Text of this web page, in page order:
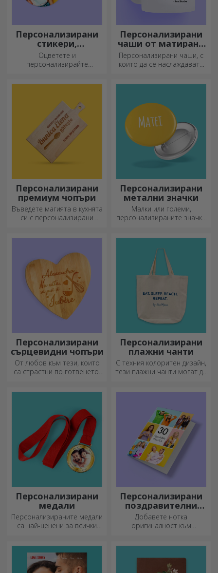
Персонализирани
стикери,
самозалепващи се
етикети
Оцветете и
персонализирайте
Персонализирани
чаши от матирано
стъкло
Персонализирани чаши, с
които да се наслаждавате
Персонализирани
премиум чопъри
Въведете магията в кухнята
си с персонализирани
Персонализирани
метални значки
Малки или големи,
персонализираните значки
който носи късмет, усмивки
и добро настроение!
Персонализирани
сърцевидни чопъри
От любов към тези, които
са страстни по готвенето,
Персонализирани
плажни чанти
С техния колоритен дизайн,
тези плажни чанти могат да
Персонализирани
медали
Персонализираните медали
са най-ценени за всички
признайте заслугите им!
Персонализирани
поздравителни
картички и
картички
Добавете нотка
оригиналност към
персонализирана картичка
или поздравителна